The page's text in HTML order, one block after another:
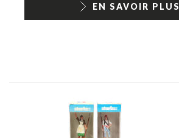
EN SAVOIR PLUS